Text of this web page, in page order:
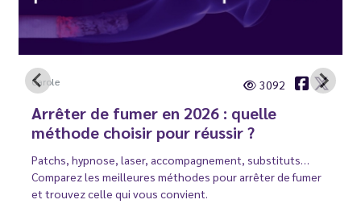
Carole 3092
Arrêter de fumer en 2026 : quelle
méthode choisir pour réussir ?
Patchs, hypnose, laser, accompagnement, substituts…
Comparez les meilleures méthodes pour arrêter de fumer
et trouvez celle qui vous convient.